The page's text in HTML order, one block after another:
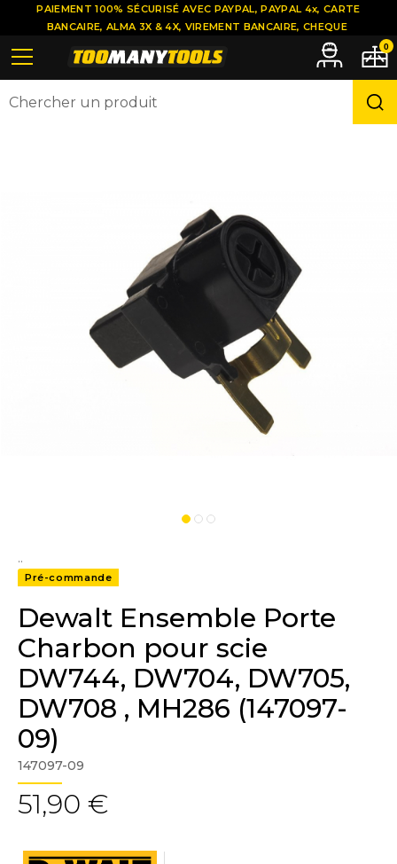
..
Pré-commande
Dewalt Ensemble Porte
Charbon pour scie
DW744, DW704, DW705,
DW708 , MH286 (147097-
09)
147097-09
51,90 €
PAIEMENT 100% SÉCURISÉ AVEC PAYPAL, PAYPAL 4x, CARTE
BANCAIRE, ALMA 3X & 4X, VIREMENT BANCAIRE, CHEQUE
0